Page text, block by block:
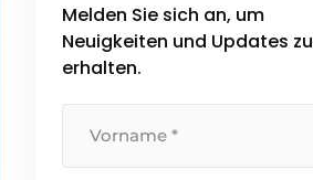
Melden Sie sich an, um
Neuigkeiten und Updates zu
erhalten.